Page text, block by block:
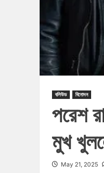
বলিউড বিনোদন
পরেশ
মুখ
May 21, 2025